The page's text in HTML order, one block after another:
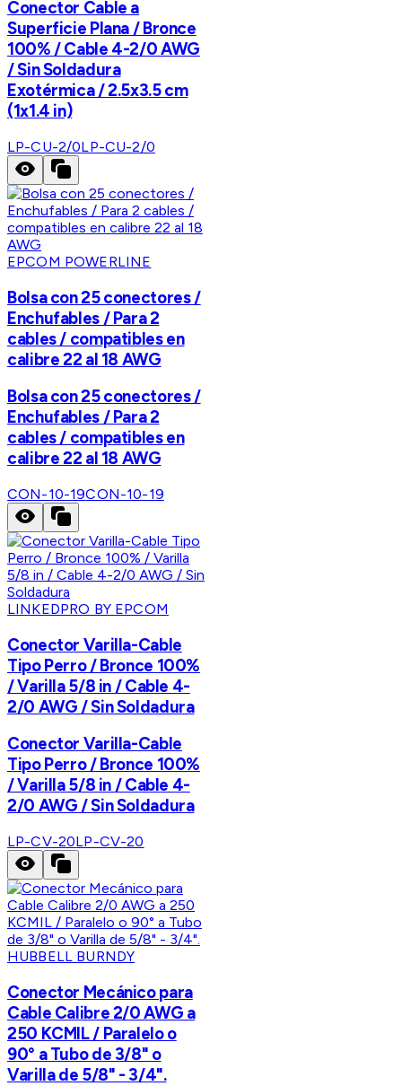
Conector Cable a
Superficie Plana / Bronce
100% / Cable 4-2/0 AWG
/ Sin Soldadura
Exotérmica / 2.5x3.5 cm
(1x1.4 in)
LP-CU-2/0LP-CU-2/0
EPCOM POWERLINE
Bolsa con 25 conectores /
Enchufables / Para 2
cables / compatibles en
calibre 22 al 18 AWG
Bolsa con 25 conectores /
Enchufables / Para 2
cables / compatibles en
calibre 22 al 18 AWG
CON-10-19CON-10-19
LINKEDPRO BY EPCOM
Conector Varilla-Cable
Tipo Perro / Bronce 100%
/ Varilla 5/8 in / Cable 4-
2/0 AWG / Sin Soldadura
Conector Varilla-Cable
Tipo Perro / Bronce 100%
/ Varilla 5/8 in / Cable 4-
2/0 AWG / Sin Soldadura
LP-CV-20LP-CV-20
HUBBELL BURNDY
Conector Mecánico para
Cable Calibre 2/0 AWG a
250 KCMIL / Paralelo o
90° a Tubo de 3/8" o
Varilla de 5/8" - 3/4".